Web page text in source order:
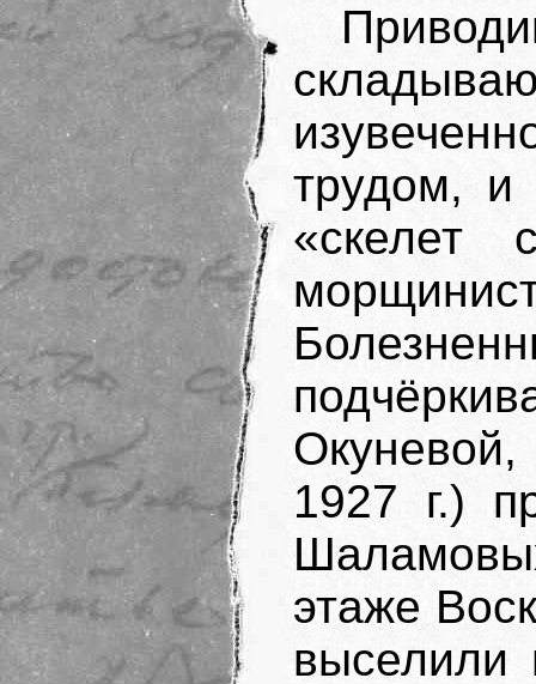
трудом,
«скелет
Окуневой,
1927 г.)
этаже
выселили